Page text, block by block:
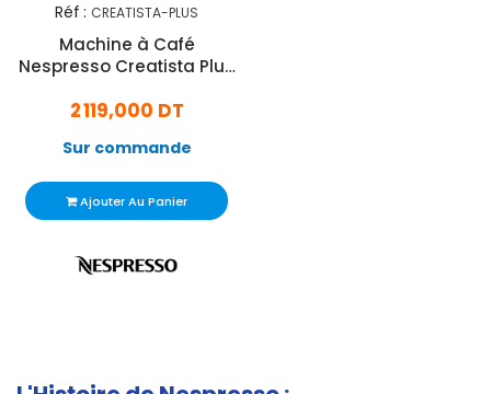
Réf : CREATISTA-PLUS
Machine à Café
Nespresso Creatista Plus
Nespresso- Inox
2 119,000 DT
Sur commande
Ajouter Au Panier